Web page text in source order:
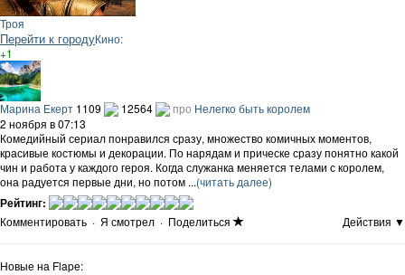
Троя
Перейти к городуКино:
+1
Марина Екерт 1109 12564 про Нелегко быть королем
2 ноября в 07:13
Комедийный сериал понравился сразу, множество комичных моментов,
красивые костюмы и декорации. По нарядам и прическе сразу понятно какой
чин и работа у каждого героя. Когда служанка меняется телами с королем,
она радуется первые дни, но потом ...(читать далее)
Рейтинг:
Комментировать · Я смотрел · Поделиться Действия ▼
Новые на Flapе: